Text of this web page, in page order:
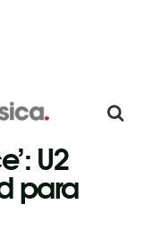
U2
para